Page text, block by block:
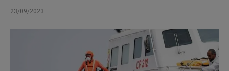
23/09/2023